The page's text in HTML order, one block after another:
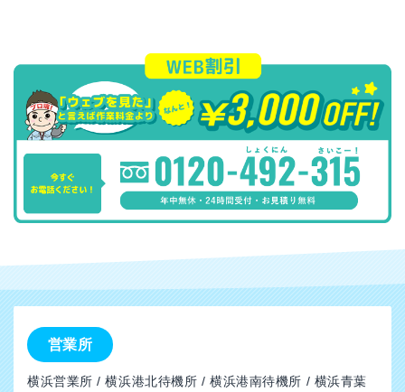
営業所
横浜営業所 / 横浜港北待機所 / 横浜港南待機所 / 横浜青葉